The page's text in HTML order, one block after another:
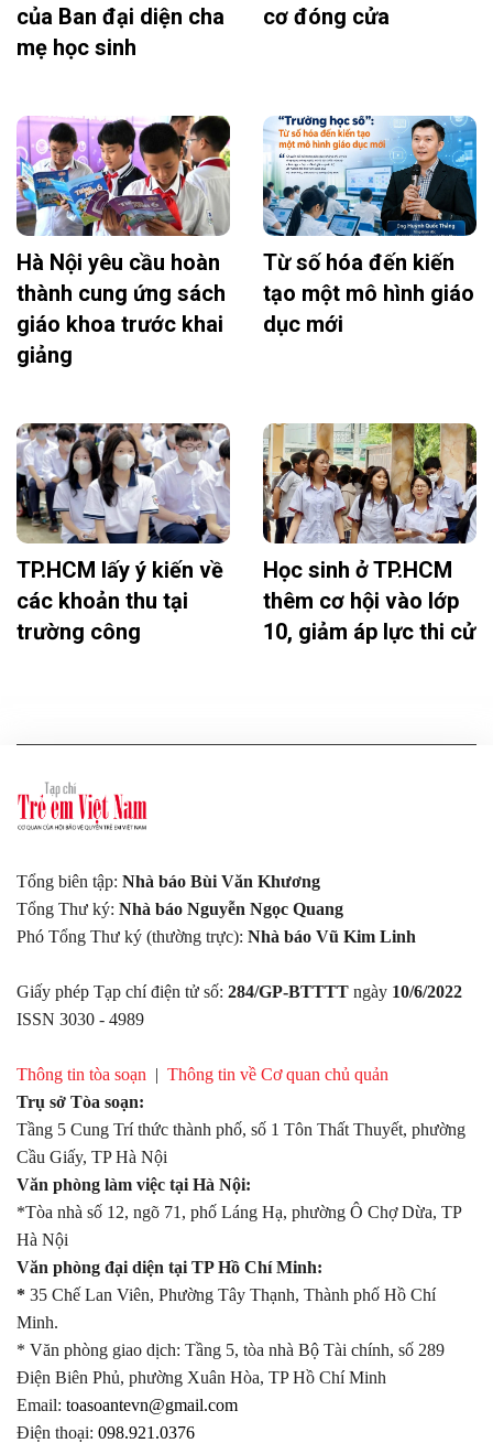
của Ban đại diện cha
mẹ học sinh
cơ đóng cửa
Hà Nội yêu cầu hoàn
thành cung ứng sách
giáo khoa trước khai
giảng
Từ số hóa đến kiến
tạo một mô hình giáo
dục mới
TP.HCM lấy ý kiến về
các khoản thu tại
trường công
Học sinh ở TP.HCM
thêm cơ hội vào lớp
10, giảm áp lực thi cử
Tổng biên tập: Nhà báo Bùi Văn Khương
Tổng Thư ký: Nhà báo Nguyễn Ngọc Quang
Phó Tổng Thư ký (thường trực): Nhà báo Vũ Kim Linh
Giấy phép Tạp chí điện tử số: 284/GP-BTTTT ngày 10/6/2022
ISSN 3030 - 4989
Thông tin tòa soạn | Thông tin về Cơ quan chủ quản
Trụ sở Tòa soạn:
Tầng 5 Cung Trí thức thành phố, số 1 Tôn Thất Thuyết, phường
Cầu Giấy, TP Hà Nội
Văn phòng làm việc tại Hà Nội:
*Tòa nhà số 12, ngõ 71, phố Láng Hạ, phường Ô Chợ Dừa, TP
Hà Nội
Văn phòng đại diện tại TP Hồ Chí Minh:
* 35 Chế Lan Viên, Phường Tây Thạnh, Thành phố Hồ Chí
Minh.
* Văn phòng giao dịch: Tầng 5, tòa nhà Bộ Tài chính, số 289
Điện Biên Phủ, phường Xuân Hòa, TP Hồ Chí Minh
Email: toasoantevn@gmail.com
Điện thoại: 098.921.0376